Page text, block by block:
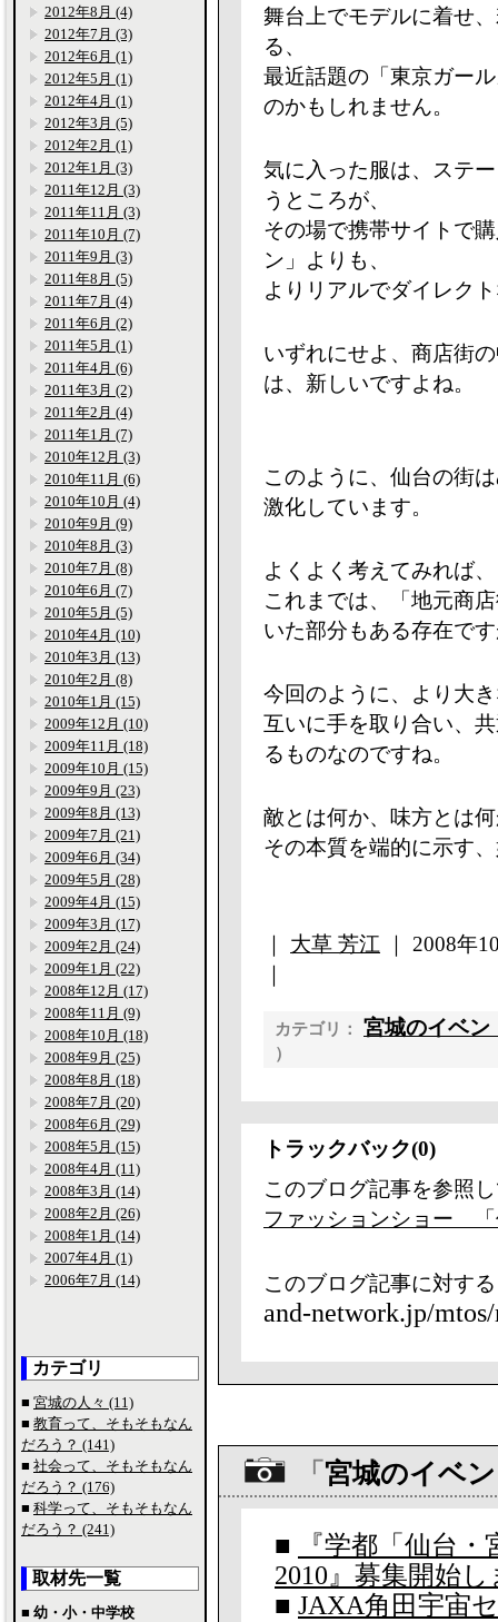
舞台上でモデルに着せ
る、
最近話題の「東京ガー
のかもしれません。
気に入った服は、ステ
うところが、
その場で携帯サイトで
ン」よりも、
よりリアルでダイレク
いずれにせよ、商店街
は、新しいですよね。
このように、仙台の街
激化しています。
よくよく考えてみれば
これまでは、「地元商
いた部分もある存在で
今回のように、より大
互いに手を取り合い、
るものなのですね。
敵とは何か、味方とは
その本質を端的に示す
大草 芳江 ｜ 2008年
カテゴリ： 宮城のイベン
）
トラックバック(0)
このブログ記事を参照
ファッションショー 「
このブログ記事に対す
and-network.jp/
「 宮城のイベ
■
『学都「仙台
2010』募集開始
■ JAXA角田宇宙
2012年8月 (4)
2012年7月 (3)
2012年6月 (1)
2012年5月 (1)
2012年4月 (1)
2012年3月 (5)
2012年2月 (1)
2012年1月 (3)
2011年12月 (3)
2011年11月 (3)
2011年10月 (7)
2011年9月 (3)
2011年8月 (5)
2011年7月 (4)
2011年6月 (2)
2011年5月 (1)
2011年4月 (6)
2011年3月 (2)
2011年2月 (4)
2011年1月 (7)
2010年12月 (3)
2010年11月 (6)
2010年10月 (4)
2010年9月 (9)
2010年8月 (3)
2010年7月 (8)
2010年6月 (7)
2010年5月 (5)
2010年4月 (10)
2010年3月 (13)
2010年2月 (8)
2010年1月 (15)
2009年12月 (10)
2009年11月 (18)
2009年10月 (15)
2009年9月 (23)
2009年8月 (13)
2009年7月 (21)
2009年6月 (34)
2009年5月 (28)
2009年4月 (15)
2009年3月 (17)
2009年2月 (24)
2009年1月 (22)
2008年12月 (17)
2008年11月 (9)
2008年10月 (18)
2008年9月 (25)
2008年8月 (18)
2008年7月 (20)
2008年6月 (29)
2008年5月 (15)
2008年4月 (11)
2008年3月 (14)
2008年2月 (26)
2008年1月 (14)
2007年4月 (1)
2006年7月 (14)
カテゴリ
■ 宮城の人々 (11)
■ 教育って、そもそもなん
だろう？ (141)
■ 社会って、そもそもなん
だろう？ (176)
■ 科学って、そもそもなん
だろう？ (241)
取材先一覧
■ 幼・小・中学校